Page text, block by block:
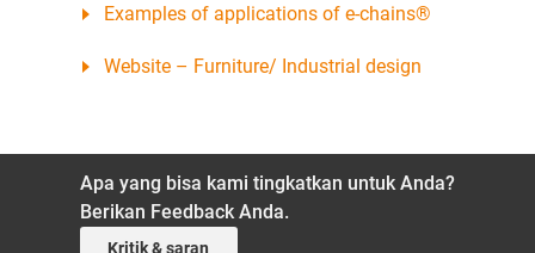
Examples of applications of e-chains®
Website – Furniture/ Industrial design
Apa yang bisa kami tingkatkan untuk Anda?
Berikan Feedback Anda.
Kritik & saran